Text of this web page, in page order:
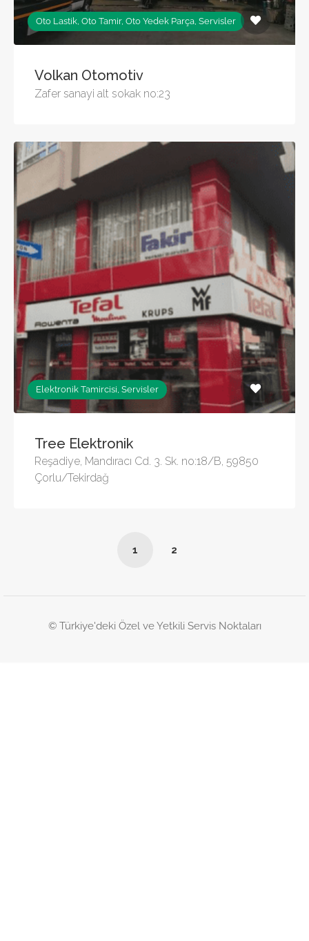
Oto Lastik, Oto Tamir, Oto Yedek Parça, Servisler
Volkan Otomotiv
Zafer sanayi alt sokak no:23
Elektronik Tamircisi, Servisler
Tree Elektronik
Reşadiye, Mandıracı Cd. 3. Sk. no:18/B, 59850
Çorlu/Tekirdağ
1 2
© Türkiye'deki Özel ve Yetkili Servis Noktaları